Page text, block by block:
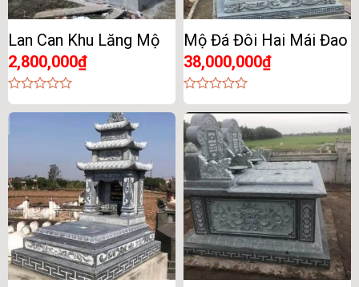
Lan Can Khu Lăng Mộ
2,800,000₫
0
out
Mộ Đá Đôi Hai Mái Đao
38,000,000₫
0
out
of
5